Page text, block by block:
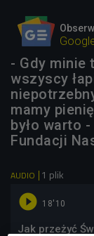
- Gdy minie
wszyscy
mamy
było warto
Fundacji
AUDIO 1 plik
 18'10
Jak przeżyć